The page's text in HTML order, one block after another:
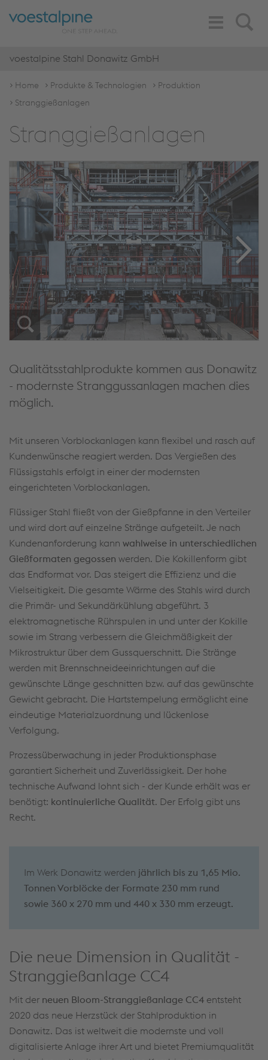
Search
Toggle
Navigation
voestalpine Stahl Donawitz GmbH
Home Produkte & Technologien
Produktion
Stranggießanlagen
Stranggießanlagen
Qualitätsstahlprodukte kommen aus Donawitz
- modernste Stranggussanlagen machen dies
möglich.
Mit unseren Vorblockanlagen kann flexibel und rasch auf
Kundenwünsche reagiert werden. Das Vergießen des
Flüssigstahls erfolgt in einer der modernsten
eingerichteten Vorblockanlagen.
Flüssiger Stahl fließt von der Gießpfanne in den Verteiler
und wird dort auf einzelne Stränge aufgeteilt. Je nach
Kundenanforderung kann wahlweise in unterschiedlichen
Gießformaten gegossen werden. Die Kokillenform gibt
das Endformat vor. Das steigert die Effizienz und die
Vielseitigkeit. Die gesamte Wärme des Stahls wird durch
die Primär- und Sekundärkühlung abgeführt. 3
elektromagnetische Rührspulen in und unter der Kokille
sowie im Strang verbessern die Gleichmäßigkeit der
Mikrostruktur über dem Gussquerschnitt. Die Stränge
werden mit Brennschneideeinrichtungen auf die
gewünschte Länge geschnitten bzw. auf das gewünschte
Gewicht gebracht. Die Hartstempelung ermöglicht eine
eindeutige Materialzuordnung und lückenlose
Verfolgung.
Prozessüberwachung in jeder Produktionsphase
garantiert Sicherheit und Zuverlässigkeit. Der hohe
technische Aufwand lohnt sich - der Kunde erhält was er
benötigt: kontinuierliche Qualität. Der Erfolg gibt uns
Recht.
Im Werk Donawitz werden jährlich bis zu 1,65 Mio.
Tonnen Vorblöcke der Formate 230 mm rund
sowie 360 x 270 mm und 440 x 330 mm erzeugt.
Die neue Dimension in Qualität -
Stranggießanlage CC4
Mit der neuen Bloom-Stranggießanlage CC4 entsteht
2020 das neue Herzstück der Stahlproduktion in
Donawitz. Das ist weltweit die modernste und voll
digitalisierte Anlage ihrer Art und bietet Premiumqualität